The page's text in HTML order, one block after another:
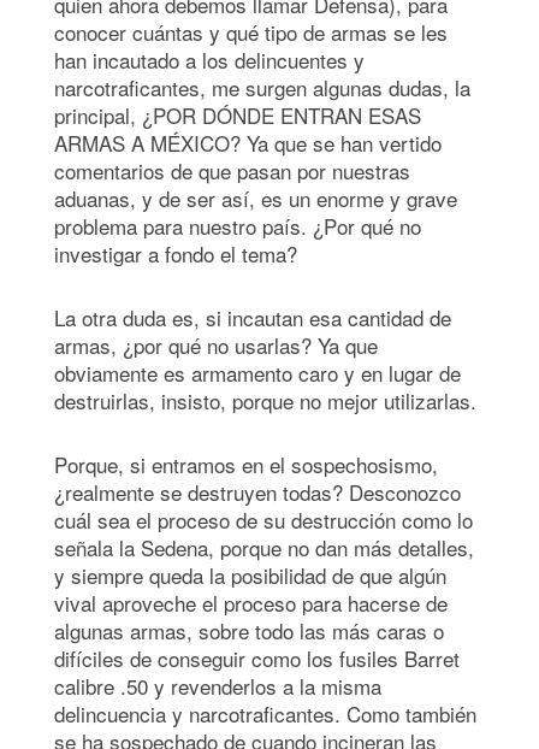
conocer cuántas y qué tipo de armas se les
han incautado a los delincuentes y
narcotraficantes, me surgen algunas dudas, la
principal, ¿POR DÓNDE ENTRAN ESAS
ARMAS A MÉXICO? Ya que se han vertido
comentarios de que pasan por nuestras
aduanas, y de ser así, es un enorme y grave
problema para nuestro país. ¿Por qué no
investigar a fondo el tema?
La otra duda es, si incautan esa cantidad de
armas, ¿por qué no usarlas? Ya que
obviamente es armamento caro y en lugar de
destruirlas, insisto, porque no mejor utilizarlas.
Porque, si entramos en el sospechosismo,
¿realmente se destruyen todas? Desconozco
cuál sea el proceso de su destrucción como lo
señala la Sedena, porque no dan más detalles,
y siempre queda la posibilidad de que algún
vival aproveche el proceso para hacerse de
algunas armas, sobre todo las más caras o
difíciles de conseguir como los fusiles Barret
calibre .50 y revenderlos a la misma
delincuencia y narcotraficantes. Como también
se ha sospechado de cuando incineran las